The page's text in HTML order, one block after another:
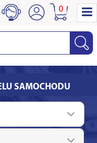
0
SAMOCHODU